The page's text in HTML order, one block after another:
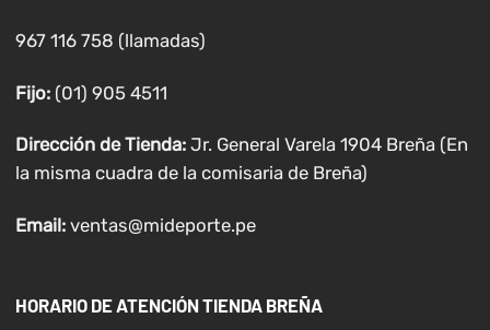
967 116 758 (llamadas)
Fijo:(01) 905 4511
Dirección de Tienda: Jr. General Varela 1904 Breña (En
la misma cuadra de la comisaria de Breña)
Email: ventas@mideporte.pe
HORARIO DE ATENCIÓN TIENDA BREÑA